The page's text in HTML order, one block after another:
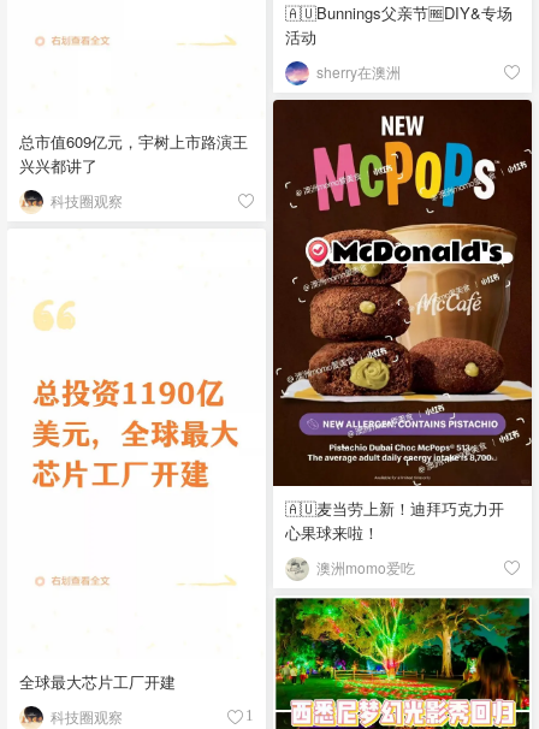
总市值609亿元，宇树上市路演王
兴兴都讲了
科技圈观察
🇦🇺Bunnings父亲节🆓DIY&专场
活动
sherry在澳洲
🇦🇺麦当劳上新！迪拜巧克力开
心果球来啦！
澳洲momo爱吃
全球最大芯片工厂开建
科技圈观察 1